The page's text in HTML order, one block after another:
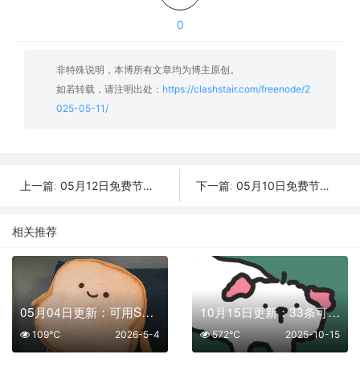
0
非特殊说明，本博所有文章均为博主原创。
如若转载，请注明出处： https://clashstair.com/freenode/2
025-05-11/
上一篇: 05月12日免费节点数量26个,地区有台湾|德国|印度|土耳其|俄罗斯,2025年SSR|V2ray|Shadowrocket|Clash订阅链接 下一篇: 05月10日免费节点数量33个,地区有台湾|美国|印度|新加坡|芬兰,2025年SSR|V2ray|Shadowrocket|Clash订阅链接
相关推荐
05月04日更新：可用SSR/V2Ray/Clash免费节点全集（41条）
2026-5-4
109℃
10月15日更新：33条可用免费节点 | 2025年SSR/V2ray/Clash订阅链接
2025-10-15
572℃